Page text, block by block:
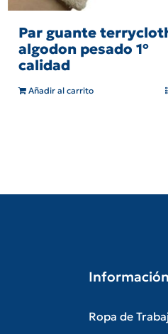
Par guante
algodon pesado 1º
calidad
Añadir al carrito
Información
Ropa de